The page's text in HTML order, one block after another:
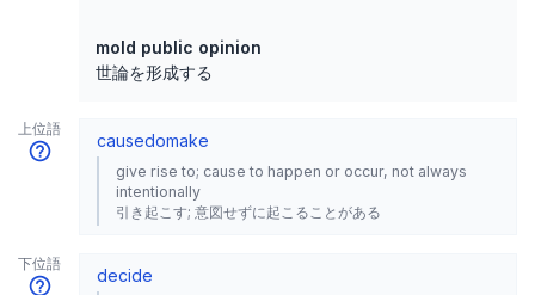
mold public opinion
世論を形成する
上位語
causedomake
give rise to; cause to happen or occur, not always
intentionally
引き起こす; 意図せずに起こることがある
下位語
decide